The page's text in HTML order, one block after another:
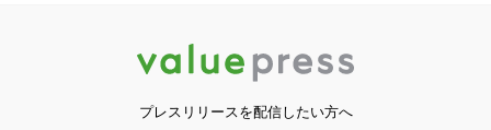
プレスリリースを配信したい方へ